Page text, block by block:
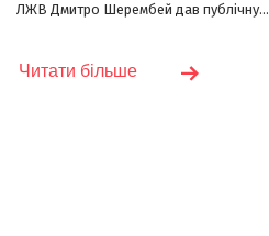
ЛЖВ Дмитро Шерембей дав публічну...
Читати більше